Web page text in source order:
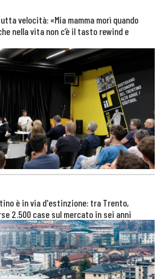
velocità: «Mia mamma morì quando
nella vita non c’è il tasto rewind e
è in via d'estinzione: tra Trento,
2.500 case sul mercato in sei anni